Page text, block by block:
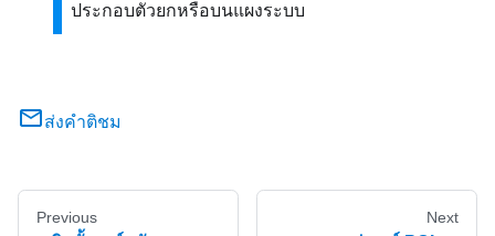
ประกอบตัวยกหรือบนแผงระบบ
ส่งคำติชม
Previous Next